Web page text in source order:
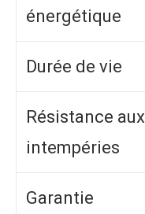
énergétique
Durée de vie
Résistance aux
intempéries
Garantie